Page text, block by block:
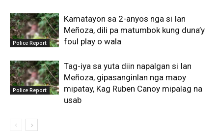
Police Report
Kamatayon sa 2-anyos nga si Ian
Meñoza, dili pa matumbok kung duna’y
foul play o wala
Police Report
Tag-iya sa yuta diin napalgan si Ian
Meñoza, gipasanginlan nga maoy
mipatay, Kag Ruben Canoy mipalag na
usab